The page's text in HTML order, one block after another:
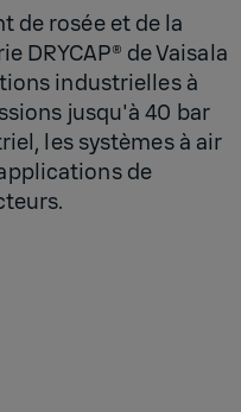
de rosée et de la
DRYCAP® de Vaisala
industrielles à
jusqu'à 40 bar
les systèmes à air
de